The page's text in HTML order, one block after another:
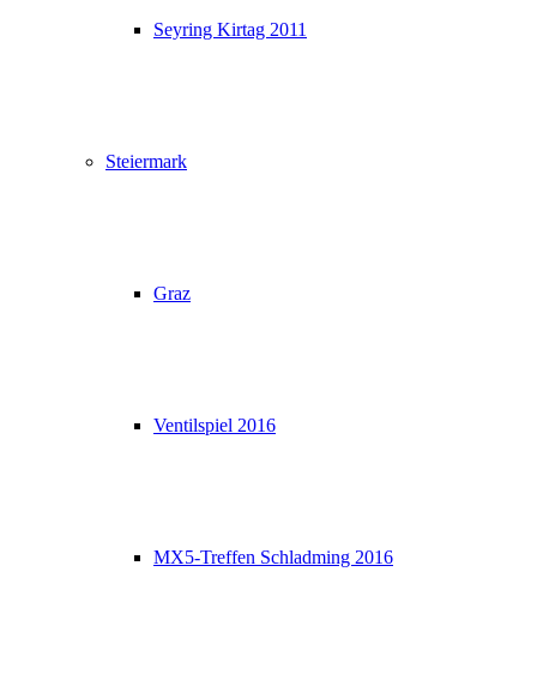
Seyring Kirtag 2011
Steiermark
Graz
Ventilspiel 2016
MX5-Treffen Schladming 2016